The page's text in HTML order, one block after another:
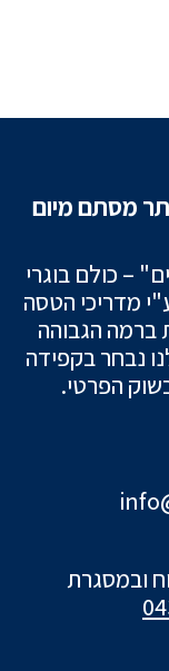
מסתם מיום
– כולם בוגרי
מדריכי הטסה
ברמה הגבוהה
נבחר בקפידה
הפרטי.
ובמסגרת